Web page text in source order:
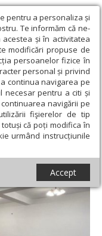
pentru a personaliza și
Te informăm că ne-
și în activitatea
modificări propuse de
persoanelor fizice în
personal și privind
continua navigarea pe
necesar pentru a citi și
navigării pe
fişierelor de tip
că poți modifica în
urmând instrucțiunile
Accept
Mada
Mada